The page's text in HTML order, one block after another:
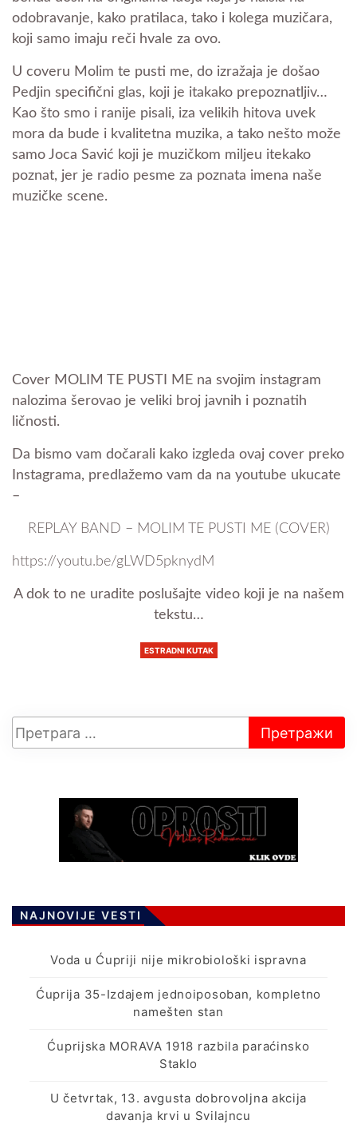
odobravanje, kako pratilaca, tako i kolega muzičara,
koji samo imaju reči hvale za ovo.
U coveru Molim te pusti me, do izražaja je došao
Pedjin specifični glas, koji je itakako prepoznatljiv…
Kao što smo i ranije pisali, iza velikih hitova uvek
mora da bude i kvalitetna muzika, a tako nešto može
samo Joca Savić koji je muzičkom miljeu itekako
poznat, jer je radio pesme za poznata imena naše
muzičke scene.
Cover MOLIM TE PUSTI ME na svojim instagram
nalozima šerovao je veliki broj javnih i poznatih
ličnosti.
Da bismo vam dočarali kako izgleda ovaj cover preko
Instagrama, predlažemo vam da na youtube ukucate
–
REPLAY BAND – MOLIM TE PUSTI ME (COVER)
https://youtu.be/gLWD5pknydM
A dok to ne uradite poslušajte video koji je na našem
tekstu…
ESTRADNI KUTAK
NAJNOVIJE VESTI
Voda u Ćupriji nije mikrobiološki ispravna
Ćuprija 35-Izdajem jednoiposoban, kompletno
namešten stan
Ćuprijska MORAVA 1918 razbila paraćinsko
Staklo
U četvrtak, 13. avgusta dobrovoljna akcija
davanja krvi u Svilajncu